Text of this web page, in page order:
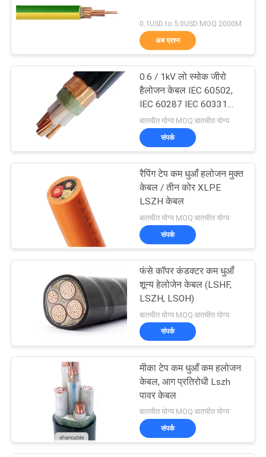
एक
अनुरोध
साइटमैप
गोपनीयता
कम धुआं शून्य हलोजन
केबल
140
आग प्रतिरोधी केबल
108
नंगे कंडक्टर
0.1USD to 5.0USD MOQ:2000M
अब प्रश्न
0.6 / 1kV लो स्मोक जीरो
हैलोजन केबल IEC 60502,
IEC 60287 IEC 60331
मानक
बातचीत योग्य MOQ:बातचीत योग्य
संपर्क
रैपिंग टेप कम धुआँ हलोजन मुक्त
केबल / तीन कोर XLPE
LSZH केबल
बातचीत योग्य MOQ:बातचीत योग्य
संपर्क
फंसे कॉपर कंडक्टर कम धुआँ
शून्य हेलोजेन केबल (LSHF,
LSZH, LSOH)
बातचीत योग्य MOQ:बातचीत योग्य
संपर्क
मीका टेप कम धुआँ कम हलोजन
केबल, आग प्रतिरोधी Lszh
पावर केबल
बातचीत योग्य MOQ:बातचीत योग्य
संपर्क